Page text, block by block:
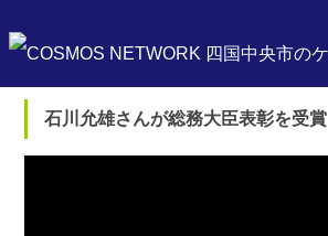
石川允雄さんが総務大臣表彰を受賞